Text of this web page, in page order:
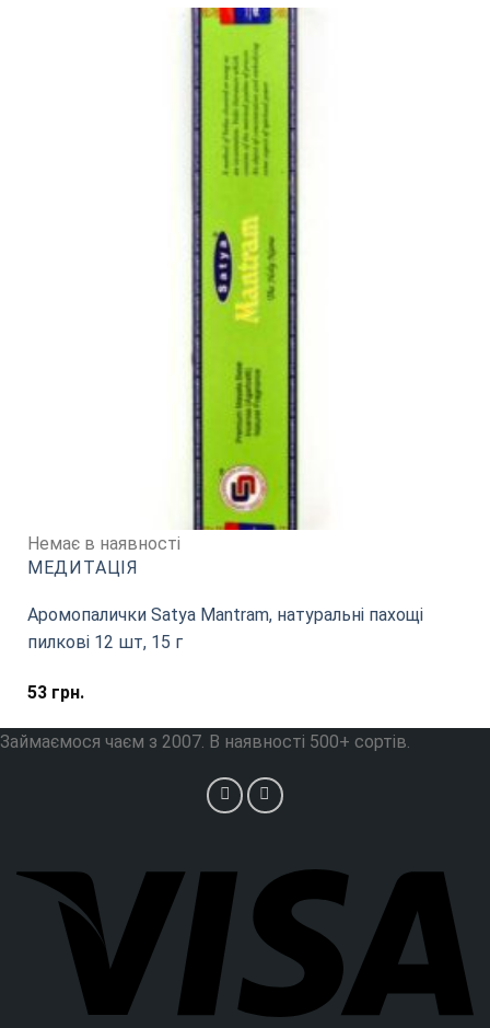
Немає в наявності
МЕДИТАЦІЯ
Аромопалички Satya Mantram, натуральні пахощі
пилкові 12 шт, 15 г
53грн.
Займаємося чаєм з 2007. В наявності 500+ сортів.